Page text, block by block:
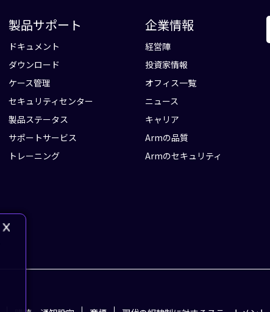
製品サポート
ドキュメント
ダウンロード
ケース管理
セキュリティセンター
製品ステータス
サポートサービス
トレーニング
企業情報
経営陣
投資家情報
オフィス一覧
ニュース
キャリア
Armの品質
Armのセキュリティ